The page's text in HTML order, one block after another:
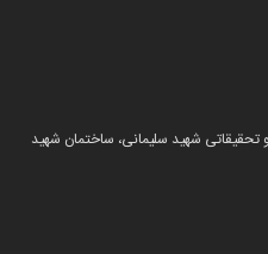
تحقیقاتی شهید سلیمانی، ساختمان شهید